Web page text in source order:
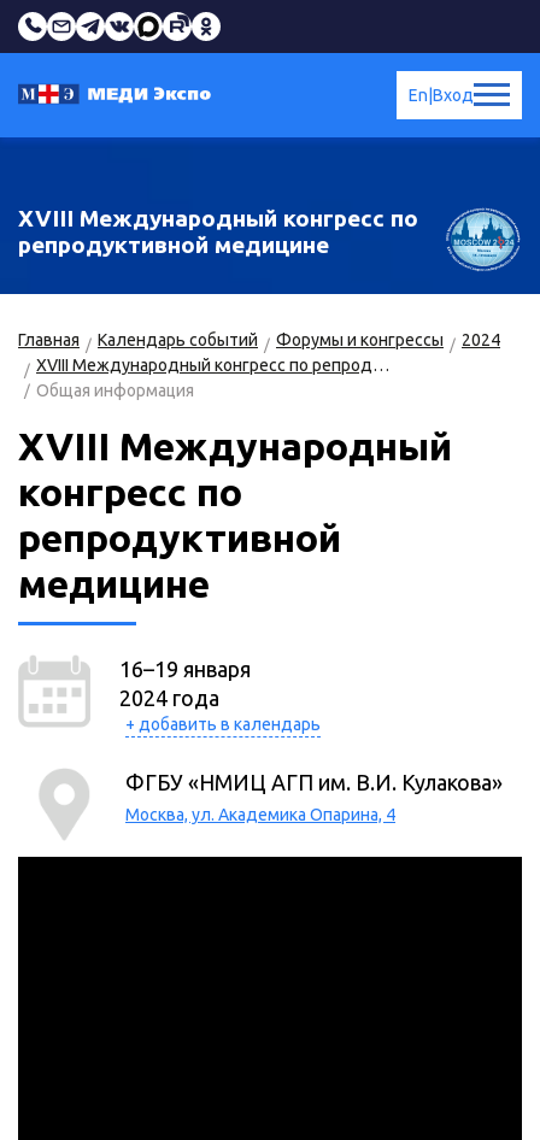
Вход
En
XVIII Международный конгресс по
репродуктивной медицине
Главная Календарь событий Форумы и конгрессы
2024
XVIII Международный конгресс по репродуктивной медицине
Общая информация
XVIII Международный
конгресс по
репродуктивной
медицине
16–19 января
2024 года
+ добавить в календарь
ФГБУ «НМИЦ АГП им. В.И. Кулакова»
Москва, ул. Академика Опарина, 4